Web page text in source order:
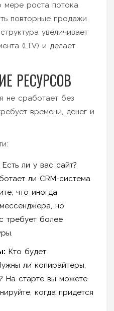
мере роста потока
повторные продажи
увеличивает
(LTV) и делает
РЕСУРСОВ
не сработает без
времени, денег и
Есть ли у вас сайт?
ли CRM-система
что иногда
но
требует более
Кто будет
ли копирайтеры,
На старте вы можете
когда придется